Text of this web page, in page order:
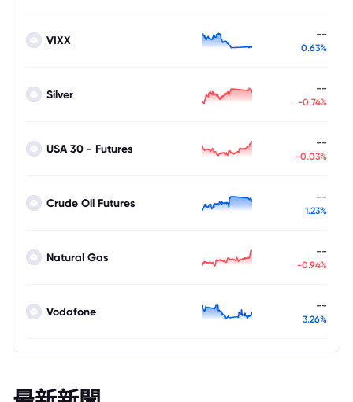
VIXX --
0.63%
Silver --
-0.74%
USA 30 - Futures --
-0.03%
Crude Oil Futures --
1.23%
Natural Gas --
-0.94%
Vodafone --
3.26%